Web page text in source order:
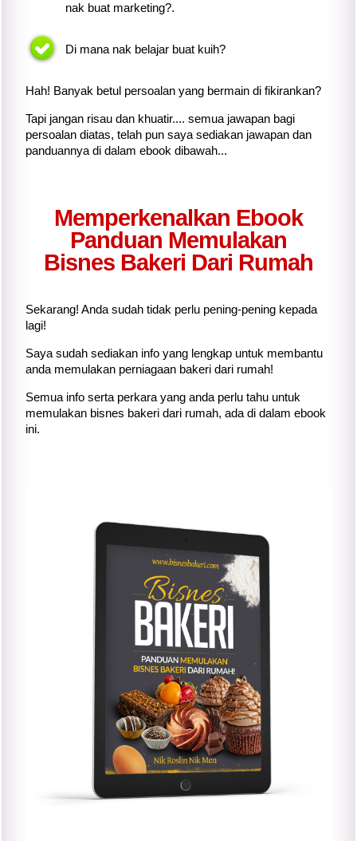
nak buat marketing?.
Di mana nak belajar buat kuih?
Hah! Banyak betul persoalan yang bermain di fikirankan?
Tapi jangan risau dan khuatir.... semua jawapan bagi
persoalan diatas, telah pun saya sediakan jawapan dan
panduannya di dalam ebook dibawah...
Memperkenalkan Ebook
Panduan Memulakan
Bisnes Bakeri Dari Rumah
Sekarang! Anda sudah tidak perlu pening-pening kepada
lagi!
Saya sudah sediakan info yang lengkap untuk membantu
anda memulakan perniagaan bakeri dari rumah!
Semua info serta perkara yang anda perlu tahu untuk
memulakan bisnes bakeri dari rumah, ada di dalam ebook
ini.